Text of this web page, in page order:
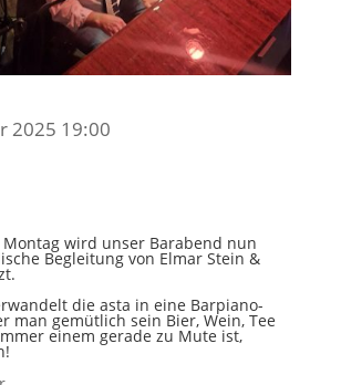
2025 19:00
Montag wird unser Barabend nun
Begleitung von Elmar Stein &
die asta in eine Barpiano-
man gemütlich sein Bier, Wein, Tee
einem gerade zu Mute ist,